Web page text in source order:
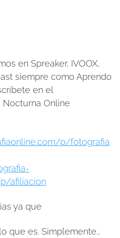
en Spreaker, IVOOX,
siempre como Aprendo
en el
Online
p/fotografia
afiliacion
ya que
que es. Simplemente…